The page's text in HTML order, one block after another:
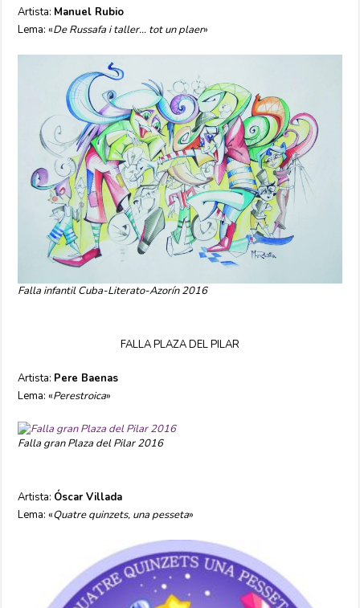
Artista: Manuel Rubio
Lema: «De Russafa i taller… tot un plaer»
Falla infantil Cuba-Literato-Azorín 2016
FALLA PLAZA DEL PILAR
Artista: Pere Baenas
Lema: «Perestroica»
Falla gran Plaza del Pilar 2016
Artista: Óscar Villada
Lema: «Quatre quinzets, una pesseta»